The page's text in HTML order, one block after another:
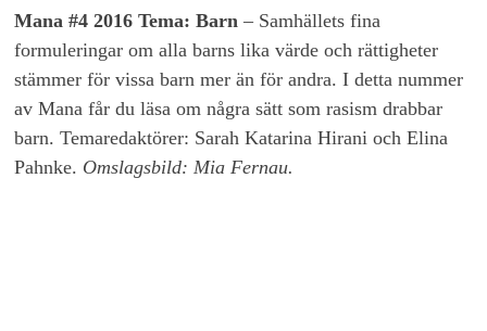
Mana #4 2016 Tema: Barn – Samhällets fina
formuleringar om alla barns lika värde och rättigheter
stämmer för vissa barn mer än för andra. I detta nummer
av Mana får du läsa om några sätt som rasism drabbar
barn. Temaredaktörer: Sarah Katarina Hirani och Elina
Pahnke. Omslagsbild: Mia Fernau.